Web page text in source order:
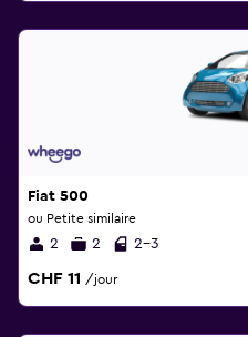
Fiat 500
ou Petite similaire
2 2 2-3
CHF 11 /jour